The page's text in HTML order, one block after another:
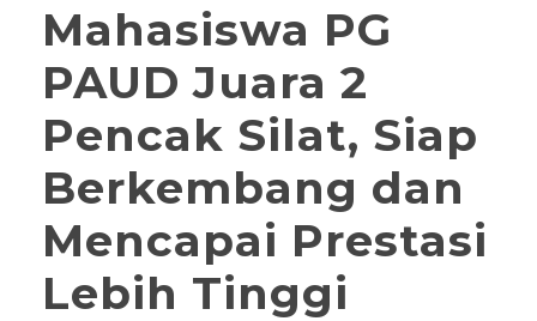
Mahasiswa PG
PAUD Juara 2
Pencak Silat, Siap
Berkembang dan
Mencapai Prestasi
Lebih Tinggi